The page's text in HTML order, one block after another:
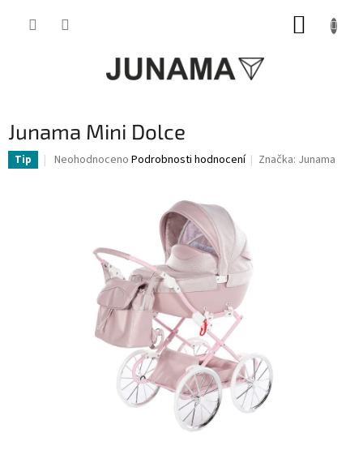
Junama Mini Dolce
Tip
Průměrné
hvězdiček.
Neohodnoceno Podrobnosti hodnocení Značka: Junama